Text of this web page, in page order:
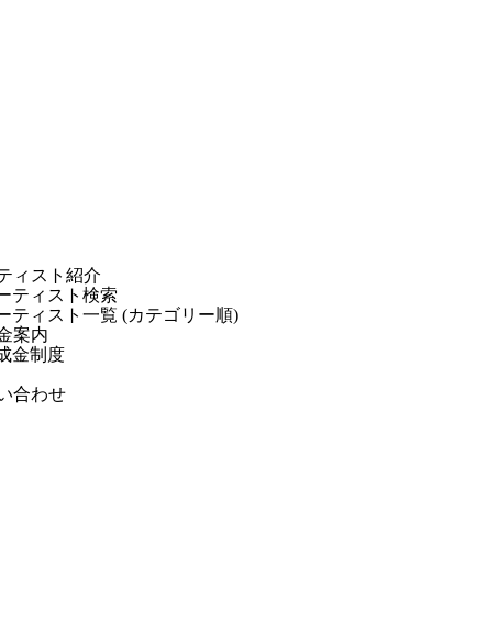
ィスト紹介
ティスト検索
ティスト一覧 (カテゴリー順)
案内
金制度
合わせ